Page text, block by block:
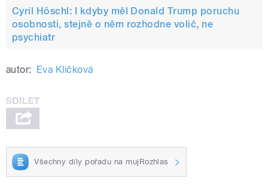
Cyril Höschl: I kdyby měl Donald Trump poruchu
osobnosti, stejně o něm rozhodne volič, ne
psychiatr
autor: Eva Kličková
Všechny díly pořadu na mujRozhlas